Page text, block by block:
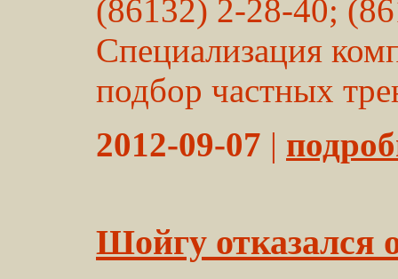
(86132) 2-28-40;
Специализация
подбор частных
2012-09-07 |
Шойгу отказался